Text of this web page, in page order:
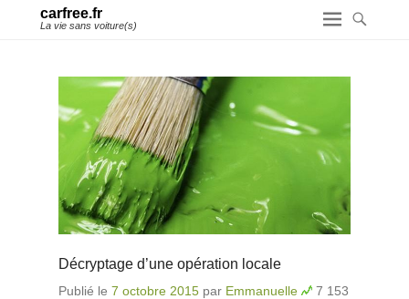
carfree.fr
La vie sans voiture(s)
Décryptage d’une opération locale
Publié le 7 octobre 2015 par Emmanuelle
7 153